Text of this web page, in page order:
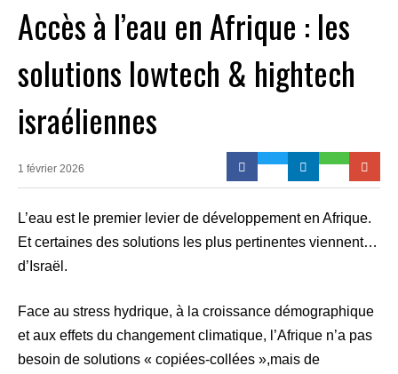
Accès à l’eau en Afrique : les
solutions lowtech & hightech
israéliennes
1 février 2026
L’eau est le premier levier de développement en Afrique.
Et certaines des solutions les plus pertinentes viennent…
d’Israël.
Face au stress hydrique, à la croissance démographique
et aux effets du changement climatique, l’Afrique n’a pas
besoin de solutions « copiées-collées »,mais de